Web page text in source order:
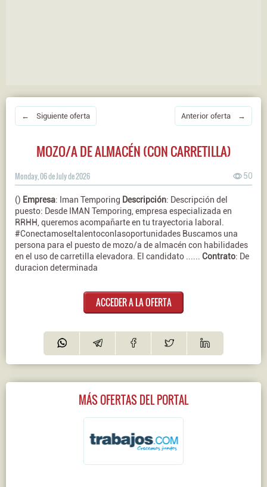
← Siguiente oferta Anterior oferta →
MOZO/A DE ALMACÉN (CON CARRETILLA)
Monday, 06 de July de 2026 50
() Empresa: Iman Temporing Descripción: Descripción del
puesto: Desde IMAN Temporing, empresa especializada en
RRHH, queremos acompañarte en tu trayectoria laboral.
#Conectamoseltalentoconlasoportunidades Buscamos una
persona para el puesto de mozo/a de almacén con habilidades
en el uso de carretilla elevadora. El candidato ...... Contrato: De
duracion determinada
ACCEDER A LA OFERTA
MÁS OFERTAS DEL PORTAL